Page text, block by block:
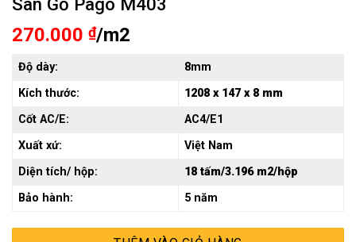
270.000 ₫/m2
Độ dày:
8mm
Kích thước:
1208 x 147 x 8 mm
Cốt AC/E:
AC4/E1
Xuất xứ:
Việt Nam
Diện tích/ hộp:
18 tấm/3.196 m2/hộp
Bảo hành:
5 năm